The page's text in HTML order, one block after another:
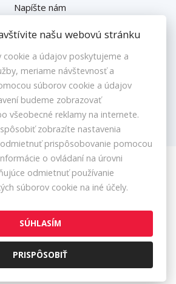
Napíšte nám
poriadok
osobných údajov
2026 -Danubioreal
945 04, Tel.: +421 917 579 786, E-mail:
Nastavenie cookies
na verziu pre počítače
našu webovú stránku
cookie a údajov poskytujeme a
meriame návštevnosť a
súborov cookie a údajov
budeme zobrazovať
všeobecné reklamy na internete.
zobrazíte nastavenia
prispôsobovanie pomocou
o ovládaní na úrovni
odmietnuť používanie
súborov cookie na iné účely.
SÚHLASÍM
PRISPÔSOBIŤ